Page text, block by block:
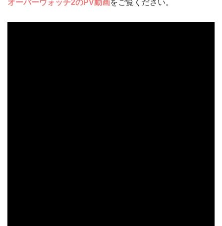
オーバーウォッチ2のPV動画をご覧ください。